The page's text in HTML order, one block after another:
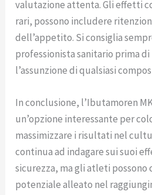
valutazione attenta. Gli effetti
rari, possono includere
dell’appetito. Si consiglia
professionista sanitario prima
l’assunzione di qualsiasi
In conclusione, l’Ibutamoren
un’opzione interessante per
massimizzare i risultati nel
continua ad indagare sui suoi
sicurezza, ma gli atleti possono
potenziale alleato nel